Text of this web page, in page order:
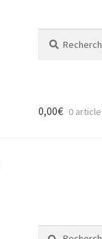
pour :
0,00€ 0 article
Rechercher :